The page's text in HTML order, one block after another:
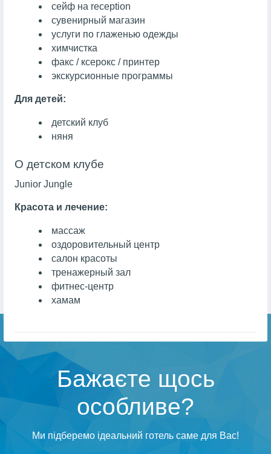
сейф на reception
сувенирный магазин
услуги по глаженью одежды
химчистка
факс / ксерокс / принтер
экскурсионные программы
Для детей:
детский клуб
няня
О детском клубе
Junior Jungle
Красота и лечение:
массаж
оздоровительный центр
салон красоты
тренажерный зал
фитнес-центр
хамам
Бажаєте щось
особливе?
Ми підберемо ідеальний готель саме для Вас!